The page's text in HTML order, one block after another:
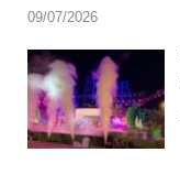
09/07/2026